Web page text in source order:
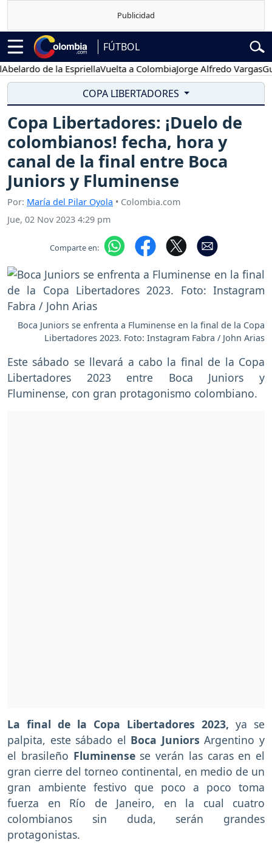
FÚTBOL
de la EspriellaVuelta a ColombiaJorge Alfredo Vargas
COPA LIBERTADORES
Copa Libertadores: ¡Duelo de
colombianos! fecha, hora y
canal de la final entre Boca
Juniors y Fluminense
Por: María del Pilar Oyola • Colombia.com
Jue, 02 Nov 2023 4:29 pm
Comparte en:
Boca Juniors se enfrenta a Fluminense en la final de la Copa
Libertadores 2023. Foto: Instagram Fabra / John Arias
Este sábado se llevará a cabo la final de la Copa
Libertadores 2023 entre Boca Juniors y
Fluminense, con gran protagonismo colombiano.
La final de la Copa Libertadores 2023, ya se
palpita, este sábado el Boca Juniors Argentino y
el brasileño Fluminense se verán las caras en el
gran cierre del torneo continental, en medio de un
gran ambiente festivo que poco a poco toma
fuerza en Río de Janeiro, en la cual cuatro
colombianos sin duda, serán grandes
protagonistas.